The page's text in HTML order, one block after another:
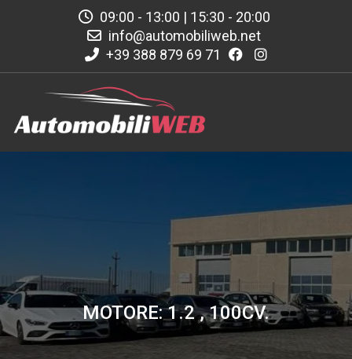
09:00 - 13:00 | 15:30 - 20:00
info@automobiliweb.net
+39 388 879 69 71
MOTORE: 1.2 , 100CV.